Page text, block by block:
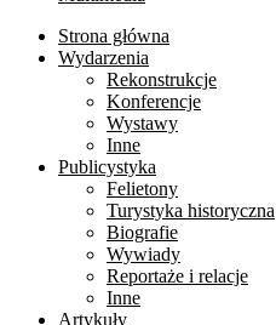
Strona główna
Wydarzenia
Rekonstrukcje
Konferencje
Wystawy
Inne
Publicystyka
Felietony
Turystyka historyczna
Biografie
Wywiady
Reportaże i relacje
Inne
Artykuły